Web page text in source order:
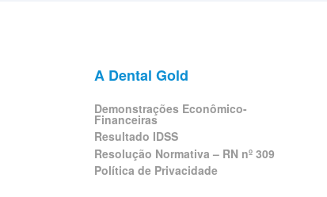
A Dental Gold
Demonstrações Econômico-
Financeiras
Resultado IDSS
Resolução Normativa – RN nº 309
Política de Privacidade